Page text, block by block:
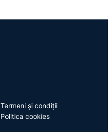
Termeni și condiții
Politica cookies